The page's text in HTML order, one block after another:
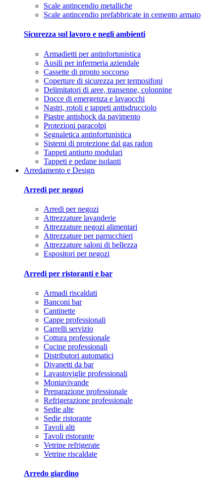
Scale antincendio metalliche
Scale antincendio prefabbricate in cemento armato
Sicurezza sul lavoro e negli ambienti
Armadietti per antinfortunistica
Ausili per infermeria aziendale
Cassette di pronto soccorso
Coperture di sicurezza per termosifoni
Delimitatori di aree, transenne, colonnine
Docce di emergenza e lavaocchi
Nastri, rotoli e tappeti antisdrucciolo
Piastre antishock da pavimento
Protezioni paracolpi
Segnaletica antinfortunistica
Sistemi di protezione dal gas radon
Tappeti antiurto modulari
Tappeti e pedane isolanti
Arredamento e Design
Arredi per negozi
Arredi per negozi
Attrezzature lavanderie
Attrezzature negozi alimentari
Attrezzature per parrucchieri
Attrezzature saloni di bellezza
Espositori per negozi
Arredi per ristoranti e bar
Armadi riscaldati
Banconi bar
Cantinette
Cappe professionali
Carrelli servizio
Cottura professionale
Cucine professionali
Distributori automatici
Divanetti da bar
Lavastoviglie professionali
Montavivande
Preparazione professionale
Refrigerazione professionale
Sedie alte
Sedie ristorante
Tavoli alti
Tavoli ristorante
Vetrine refrigerate
Vetrine riscaldate
Arredo giardino